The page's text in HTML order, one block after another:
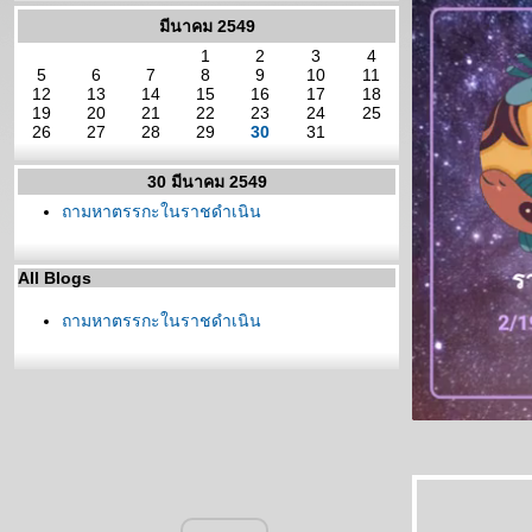
มีนาคม 2549
1
2 3
4
5
6 7 8 9 10
11
12
13 14 15 16 17
18
19
20 21 22 23 24
25
26
27 28 29 30 31
30 มีนาคม 2549
ถามหาตรรกะในราชดำเนิน
All Blogs
ถามหาตรรกะในราชดำเนิน